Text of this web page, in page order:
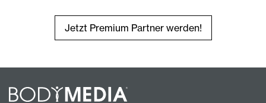
Jetzt Premium Partner werden!